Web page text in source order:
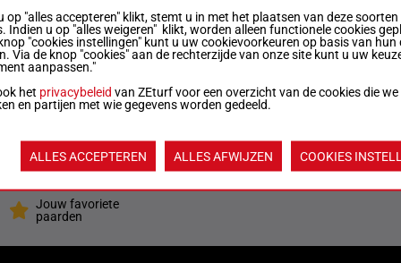
5p 2p 5p 2p (21) 1p 5
kg 1p 1p 6p (21) 5p
Quoteringen
Jouw favoriete
paarden
op "alles accepteren" klikt, stemt u in met het plaatsen van deze soorten
Indien u op "alles weigeren" klikt, worden alleen functionele cookies
"cookies instellingen" kunt u uw cookievoorkeuren op basis van hun
Via de knop "cookies" aan de rechterzijde van onze site kunt u uw
aanpassen."
het privacybeleid van ZEturf voor een overzicht van de cookies die we
en partijen met wie gegevens worden gedeeld.
ALLES ACCEPTEREN ALLES AFWIJZEN COOKIES